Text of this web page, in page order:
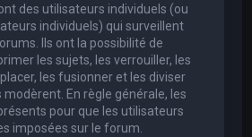
des utilisateurs individuels (ou
individuels) qui surveillent
Ils ont la possibilité de
les sujets, les verrouiller, les
les fusionner et les diviser
modèrent. En règle générale, les
pour que les utilisateurs
imposées sur le forum.